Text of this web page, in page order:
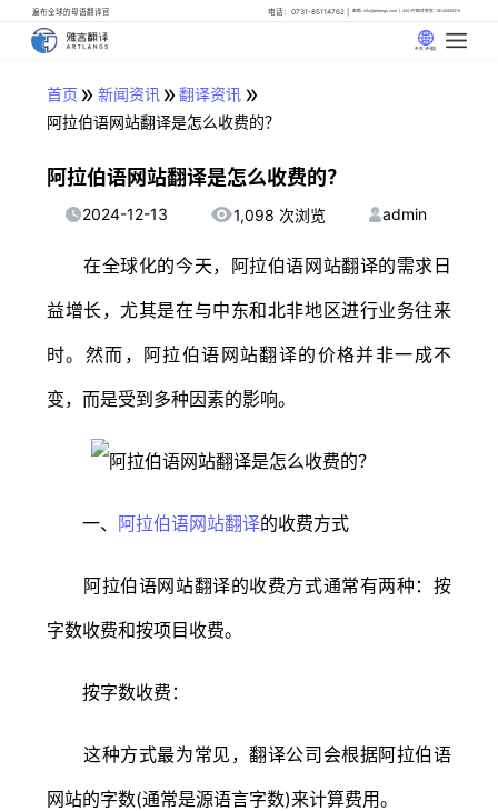
遍布全球的母语翻译官 电话：0731-85114762 邮箱: info@artlangs.com 24小时翻译管家: 18142666316
中文 (中国)
首页 » 新闻资讯» 翻译资讯 »
阿拉伯语网站翻译是怎么收费的？
阿拉伯语网站翻译是怎么收费的？
2024-12-13 1,098 次浏览 admin
在全球化的今天，阿拉伯语网站翻译的需求日
益增长，尤其是在与中东和北非地区进行业务往来
时。然而，阿拉伯语网站翻译的价格并非一成不
变，而是受到多种因素的影响。
一、 阿拉伯语网站翻译的收费方式
阿拉伯语网站翻译的收费方式通常有两种：按
字数收费和按项目收费。
按字数收费：
这种方式最为常见，翻译公司会根据阿拉伯语
网站的字数(通常是源语言字数)来计算费用。